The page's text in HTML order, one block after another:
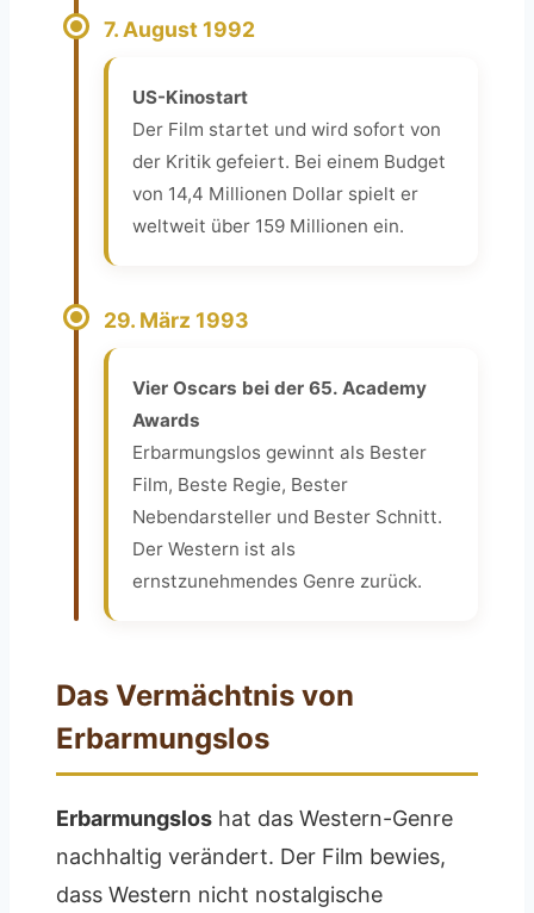
7. August 1992
US-Kinostart
Der Film startet und wird sofort von
der Kritik gefeiert. Bei einem Budget
von 14,4 Millionen Dollar spielt er
weltweit über 159 Millionen ein.
29. März 1993
Vier Oscars bei der 65. Academy
Awards
Erbarmungslos gewinnt als Bester
Film, Beste Regie, Bester
Nebendarsteller und Bester Schnitt.
Der Western ist als
ernstzunehmendes Genre zurück.
Das Vermächtnis von
Erbarmungslos
Erbarmungslos hat das Western-Genre
nachhaltig verändert. Der Film bewies,
dass Western nicht nostalgische